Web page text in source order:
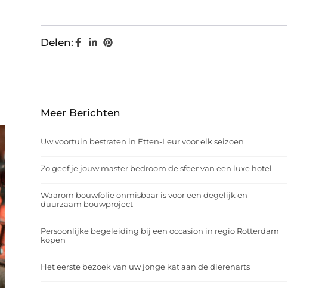
Delen:
Meer Berichten
Uw voortuin bestraten in Etten-Leur voor elk seizoen
Zo geef je jouw master bedroom de sfeer van een luxe hotel
Waarom bouwfolie onmisbaar is voor een degelijk en
duurzaam bouwproject
Persoonlijke begeleiding bij een occasion in regio Rotterdam
kopen
Het eerste bezoek van uw jonge kat aan de dierenarts